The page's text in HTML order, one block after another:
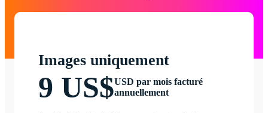
Images uniquement
9 US$USD par mois facturé
annuellement